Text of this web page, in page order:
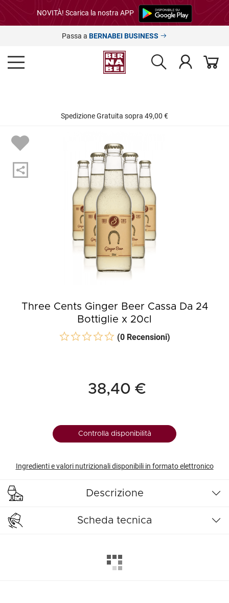
NOVITÀ! Scarica la nostra APP
Passa a BERNABEI BUSINESS
Spedizione Gratuita sopra 49,00 €
Three Cents Ginger Beer Cassa Da 24
Bottiglie x 20cl
(0 Recensioni)
38,40 €
Controlla disponibilità
Ingredienti e valori nutrizionali disponibili in formato elettronico
Descrizione
Scheda tecnica